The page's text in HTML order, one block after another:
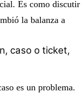
Es como discutir
la balanza a
caso o ticket,
es un problema.